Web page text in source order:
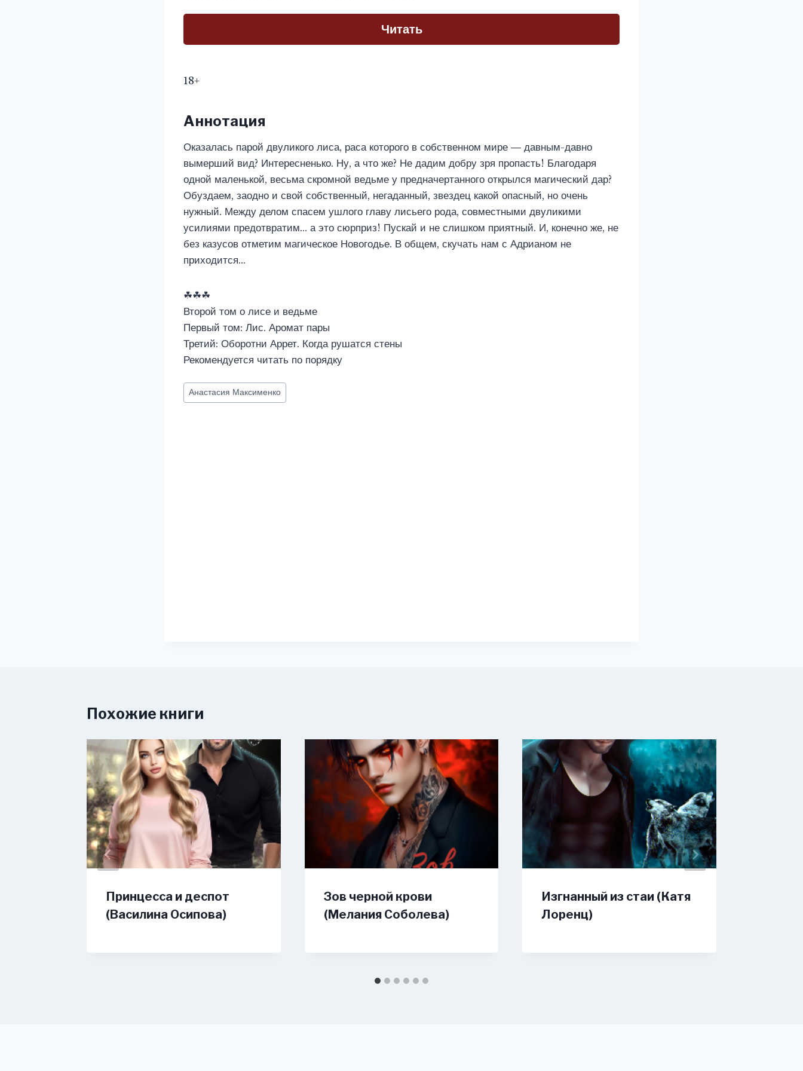
Читать
18+
Аннотация
Оказалась парой двуликого лиса, раса которого в собственном мире ― давным-давно
вымерший вид? Интересненько. Ну, а что же? Не дадим добру зря пропасть! Благодаря
одной маленькой, весьма скромной ведьме у предначертанного открылся магический дар?
Обуздаем, заодно и свой собственный, негаданный, звездец какой опасный, но очень
нужный. Между делом спасем ушлого главу лисьего рода, совместными двуликими
усилиями предотвратим… а это сюрприз! Пускай и не слишком приятный. И, конечно же, не
без казусов отметим магическое Новогодье. В общем, скучать нам с Адрианом не
приходится…
☘☘☘
Второй том о лисе и ведьме
Первый том: Лис. Аромат пары
Третий: Оборотни Аррет. Когда рушатся стены
Рекомендуется читать по порядку
Метки
записи:
Анастасия Максименко
Похожие книги
Принцесса и деспот
(Василина Осипова)
Зов черной крови
(Мелания Соболева)
Изгнанный из стаи (Катя
Лоренц)